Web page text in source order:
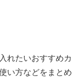
れたいおすすめカ
い方などをまとめ